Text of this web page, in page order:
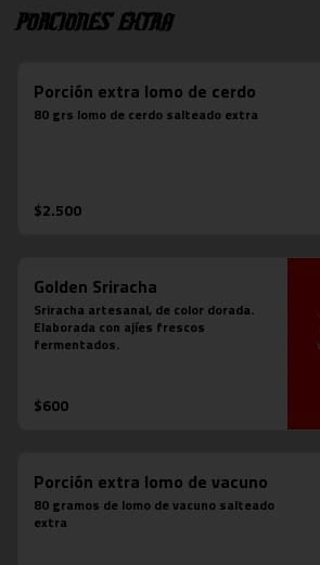
Porciones Extra
Porción extra lomo de cerdo
80 grs lomo de cerdo salteado extra
$2.500
Golden Sriracha
Sriracha artesanal, de color dorada.
Elaborada con ajíes frescos
fermentados.
$600
Porción extra lomo de vacuno
80 gramos de lomo de vacuno salteado
extra